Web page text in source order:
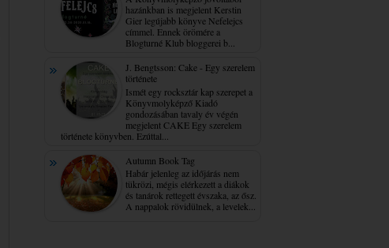
hazánkban is megjelent Kerstin
Gier legújabb könyve Nefelejcs
címmel. Ennek örömére a
Blogturné Klub bloggerei b...
J. Bengtsson: Cake - Egy ​szerelem
története
Ismét egy rocksztár kap szerepet a
Könyvmolyképző Kiadó
gondozásában tavaly év végén
megjelent CAKE Egy szerelem
története könyvben. Ezúttal...
Autumn Book Tag
Habár jelenleg az időjárás nem
tükrözi, mégis elérkezett a diákok
és tanárok rettegett évszaka, az ősz.
A nappalok rövidülnek, a levelek...